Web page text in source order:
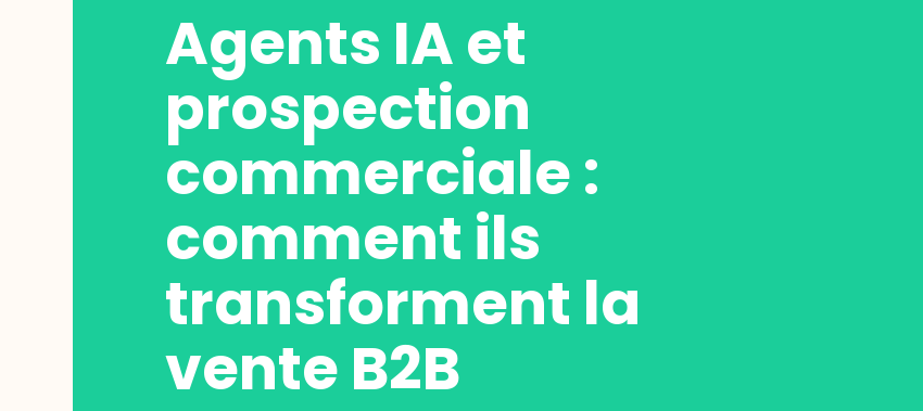
Agents IA et
prospection
commerciale :
comment ils
transforment la
vente B2B